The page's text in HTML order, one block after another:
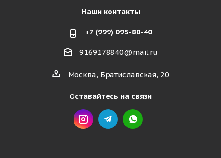
Наши контакты
+7 (999) 095-88-40
9169178840@mail.ru
Москва, Братиславская, 20
Оставайтесь на связи